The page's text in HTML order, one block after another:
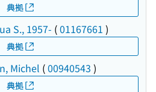
典拠
S., 1957- (01167661 )
典拠
Michel (00940543 )
典拠